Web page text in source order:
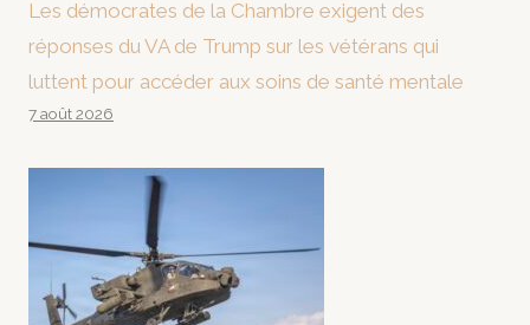
Les démocrates de la Chambre exigent des
réponses du VA de Trump sur les vétérans qui
luttent pour accéder aux soins de santé mentale
7 août 2026